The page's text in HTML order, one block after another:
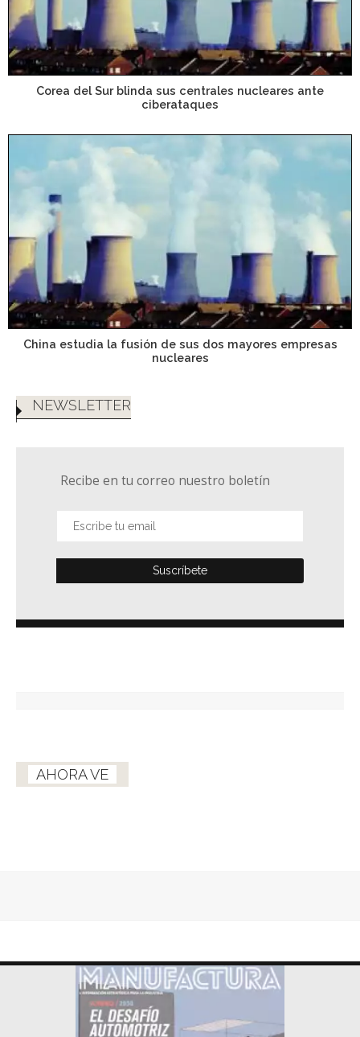
Corea del Sur blinda sus centrales nucleares ante
ciberataques
China estudia la fusión de sus dos mayores empresas
nucleares
NEWSLETTER
Recibe en tu correo nuestro boletín
AHORA VE